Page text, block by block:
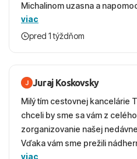
Michalinom uzasna a
vecernych hodinach zaco sa
krasny, cisty. Sluzby top.
viac
pred 1 týždňom
Juraj Koskovsky
Milý tím cestovnej kancelárie
chceli by sme sa vám z
zorganizovanie našej
Vďaka vám sme prežili
viac